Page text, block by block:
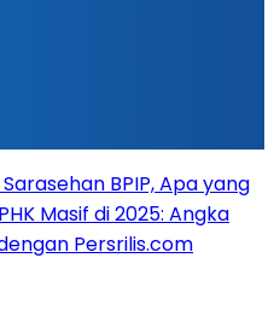
BPIP, Apa yang
Masif di 2025: Angka
Persrilis.com